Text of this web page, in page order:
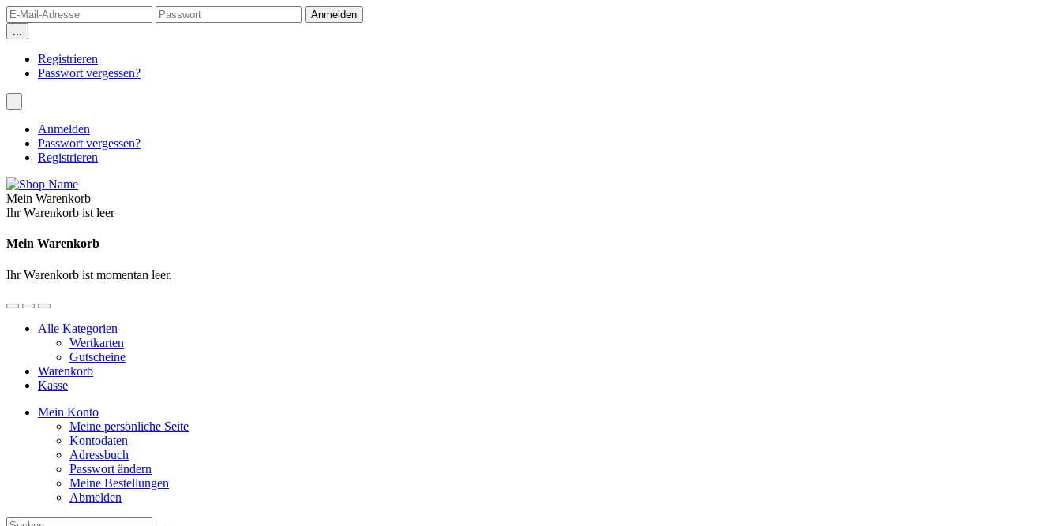
...
Registrieren
Passwort vergessen?
Anmelden
Passwort vergessen?
Registrieren
Mein Warenkorb
Ihr Warenkorb ist leer
Mein Warenkorb
Ihr Warenkorb ist momentan leer.
Alle Kategorien
Wertkarten
Gutscheine
Warenkorb
Kasse
Mein Konto
Meine persönliche Seite
Kontodaten
Adressbuch
Passwort ändern
Meine Bestellungen
Abmelden